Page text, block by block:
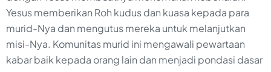
Yesus memberikan Roh kudus dan kuasa kepada para
murid-Nya dan mengutus mereka untuk melanjutkan
misi-Nya. Komunitas murid ini mengawali pewartaan
kabar baik kepada orang lain dan menjadi pondasi dasar